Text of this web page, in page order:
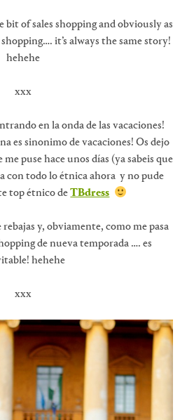
of sales shopping and obviously as
it’s always the same story!
hehehe
xxx
en la onda de las vacaciones!
es sinonimo de vacaciones! Os dejo
puse hace unos días (ya sabeis que
con todo lo étnica ahora y no pude
top étnico deTBdress
y, obviamente, como me pasa
de nueva temporada …. es
hehehe
xxx